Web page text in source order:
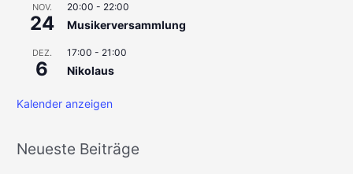
NOV.
24
20:00 - 22:00
Musikerversammlung
DEZ.
6
17:00 - 21:00
Nikolaus
Kalender anzeigen
Neueste Beiträge